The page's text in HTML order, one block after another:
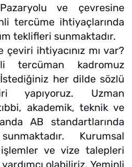
Pazaryolu ve çevresine
tercüme ihtiyaçlarında
teklifleri sunmaktadır.
çeviri ihtiyacınız mı var?
tercüman kadromuz
her dilde sözlü
yapıyoruz. Uzman
akademik, teknik ve
AB standartlarında
Kurumsal
ve vize talepleri
olabiliriz. Yeminli